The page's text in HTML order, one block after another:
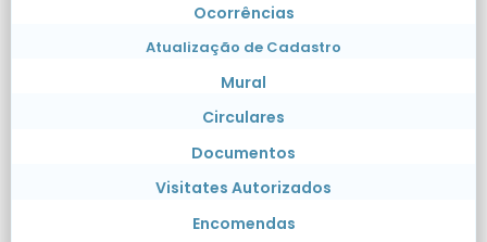
Ocorrências
Atualização de Cadastro
Mural
Circulares
Documentos
Visitates Autorizados
Encomendas